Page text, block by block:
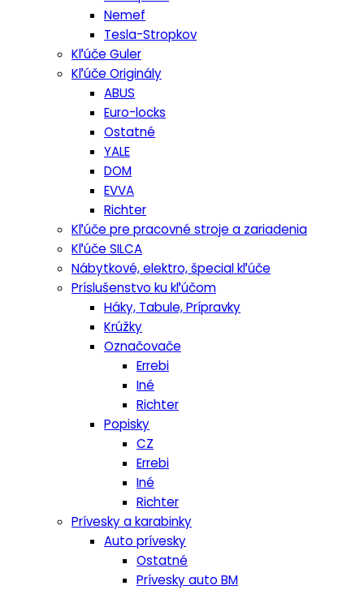
Nemef
Tesla-Stropkov
Kľúče Guler
Kľúče Originály
ABUS
Euro-locks
Ostatné
YALE
DOM
EVVA
Richter
Kľúče pre pracovné stroje a zariadenia
Kľúče SILCA
Nábytkové, elektro, špecial kľúče
Príslušenstvo ku kľúčom
Háky, Tabule, Prípravky
Krúžky
Označovače
Errebi
Iné
Richter
Popisky
CZ
Errebi
Iné
Richter
Prívesky a karabinky
Auto prívesky
Ostatné
Prívesky auto BM